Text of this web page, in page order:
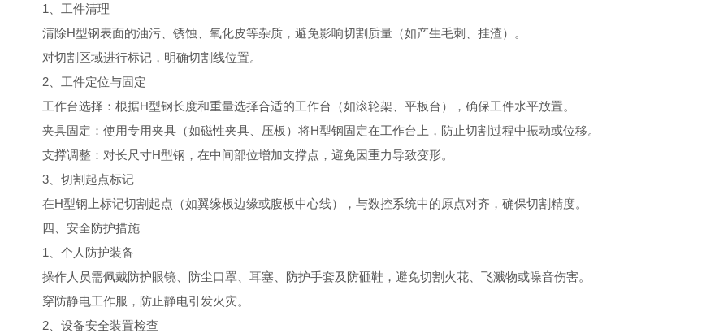
1、工件清理
清除H型钢表面的油污、锈蚀、氧化皮等杂质，避免影响切割质量（如产生毛刺、挂渣）。
对切割区域进行标记，明确切割线位置。
2、工件定位与固定
工作台选择：根据H型钢长度和重量选择合适的工作台（如滚轮架、平板台），确保工件水平放置。
夹具固定：使用专用夹具（如磁性夹具、压板）将H型钢固定在工作台上，防止切割过程中振动或位移。
支撑调整：对长尺寸H型钢，在中间部位增加支撑点，避免因重力导致变形。
3、切割起点标记
在H型钢上标记切割起点（如翼缘板边缘或腹板中心线），与数控系统中的原点对齐，确保切割精度。
四、安全防护措施
1、个人防护装备
操作人员需佩戴防护眼镜、防尘口罩、耳塞、防护手套及防砸鞋，避免切割火花、飞溅物或噪音伤害。
穿防静电工作服，防止静电引发火灾。
2、设备安全装置检查